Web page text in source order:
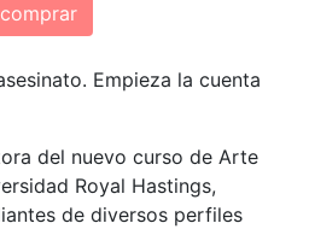
comprar
Empieza la cuenta
del nuevo curso de Arte
Royal Hastings,
de diversos perfiles